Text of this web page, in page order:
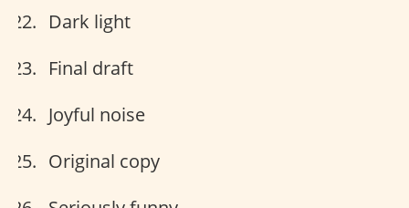
Dark light
Final draft
Joyful noise
Original copy